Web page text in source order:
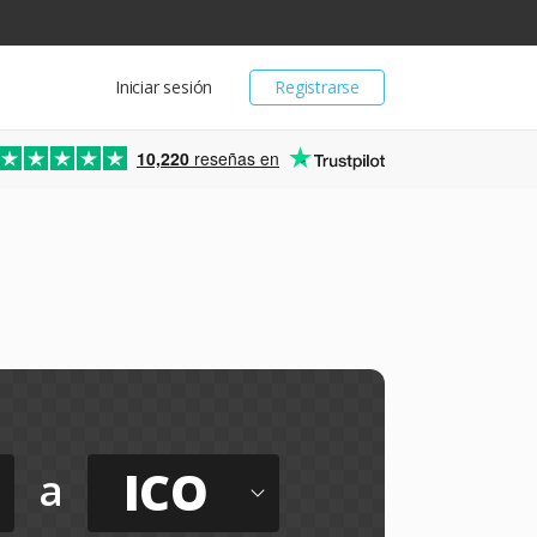
Registrarse
Iniciar sesión
10,220 reseñas en
a ICO